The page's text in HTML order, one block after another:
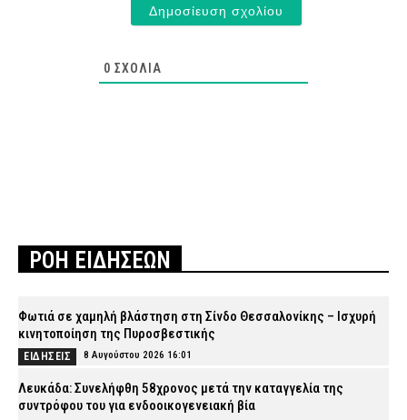
0 ΣΧΌΛΙΑ
ΡΟΗ ΕΙΔΗΣΕΩΝ
Φωτιά σε χαμηλή βλάστηση στη Σίνδο Θεσσαλονίκης – Ισχυρή
κινητοποίηση της Πυροσβεστικής
ΕΙΔΗΣΕΙΣ 8 Αυγούστου 2026 16:01
Λευκάδα: Συνελήφθη 58χρονος μετά την καταγγελία της
συντρόφου του για ενδοοικογενειακή βία